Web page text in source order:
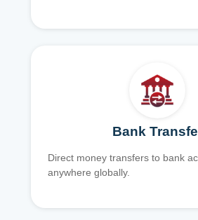
Bank
Direct money transfers to bank
anywhere globally.